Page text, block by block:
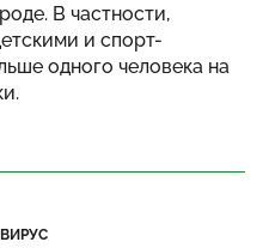
В частности,
и спорт-
одного человека на